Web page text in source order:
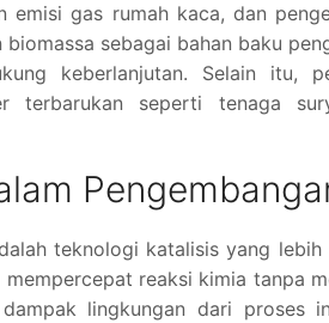
emisi gas rumah kaca, dan
sebagai bahan baku
keberlanjutan. Selain itu,
terbarukan seperti tenaga
teknologi katalisis yang
reaksi kimia tanpa
lingkungan dari proses